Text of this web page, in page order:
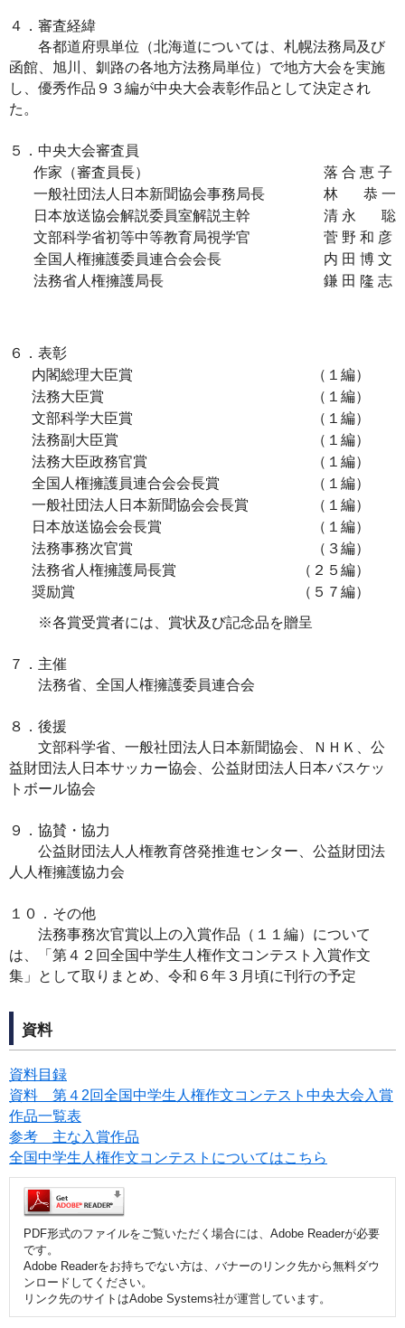
４．審査経緯
各都道府県単位（北海道については、札幌法務局及び
函館、旭川、釧路の各地方法務局単位）で地方大会を実施
し、優秀作品９３編が中央大会表彰作品として決定され
た。
５．中央大会審査員
作家（審査員長）
落 合 恵 子
一般社団法人日本新聞協会事務局長
林 恭 一
日本放送協会解説委員室解説主幹
清 永 聡
文部科学省初等中等教育局視学官
菅 野 和 彦
全国人権擁護委員連合会会長
内 田 博 文
法務省人権擁護局長
鎌 田 隆 志
６．表彰
内閣総理大臣賞
（１編）
法務大臣賞
（１編）
文部科学大臣賞
（１編）
法務副大臣賞
（１編）
法務大臣政務官賞
（１編）
全国人権擁護員連合会会長賞
（１編）
一般社団法人日本新聞協会会長賞
（１編）
日本放送協会会長賞
（１編）
法務事務次官賞
（３編）
法務省人権擁護局長賞
（２５編）
奨励賞
（５７編）
※各賞受賞者には、賞状及び記念品を贈呈
７．主催
法務省、全国人権擁護委員連合会
８．後援
文部科学省、一般社団法人日本新聞協会、ＮＨＫ、公
益財団法人日本サッカー協会、公益財団法人日本バスケッ
トボール協会
９．協賛・協力
公益財団法人人権教育啓発推進センター、公益財団法
人人権擁護協力会
１０．その他
法務事務次官賞以上の入賞作品（１１編）について
は、「第４２回全国中学生人権作文コンテスト入賞作文
集」として取りまとめ、令和６年３月頃に刊行の予定
資料
資料目録
資料 第４2回全国中学生人権作文コンテスト中央大会入賞
作品一覧表
参考 主な入賞作品
全国中学生人権作文コンテストについてはこちら
PDF形式のファイルをご覧いただく場合には、Adobe Readerが必要
です。
Adobe Readerをお持ちでない方は、バナーのリンク先から無料ダウ
ンロードしてください。
リンク先のサイトはAdobe Systems社が運営しています。